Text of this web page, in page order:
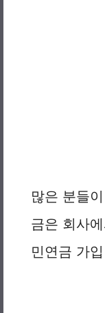
많은 분들
금은 회사
민연금 가